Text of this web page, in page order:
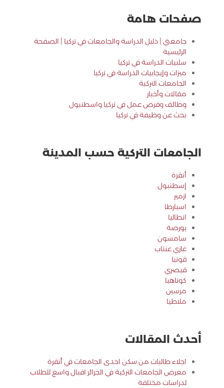
صفحات هامة
جامعتي | دليل الدراسة والجامعات في تركيا | الصفحة
الرئيسية
سلبيات الدراسة في تركيا
ميزات وإيجابيات الدراسة في تركيا
الجامعات التركية
مقالات وأخبار
وظائف وفرص عمل في تركيا واسطنبول
بحث عن وظيفة في تركيا
الجامعات التركية حسب المدينة
أنقرة
إسطنبول
ازمير
اسبارطا
انطاليا
بورصة
سامسون
غازي عنتاب
قونيا
قيصري
كوتاهيا
مرسين
ملاطيا
أحدث المقالات
اجلاء طالبات من سكن احدى الجامعات في أنقرة
معرض الجامعات التركية في الجزائر اقبال واسع للطلاب
لدراسات مختلفة